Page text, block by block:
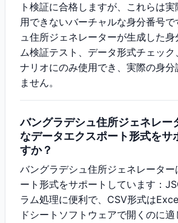
ト検証に合格しますが、これらは
用できないバーチャルな身分番号
ュ住所ジェネレーターが生成した
ム検証テスト、データ形式チェッ
ナリオにのみ使用でき、実際の身分
ません。
バングラデシュ住所ジェネレー
なデータエクスポート形式をサ
すか？
バングラデシュ住所ジェネレータ
ート形式をサポートしています：
ラム処理に便利で、CSV形式は
ドシートソフトウェアで開くのに